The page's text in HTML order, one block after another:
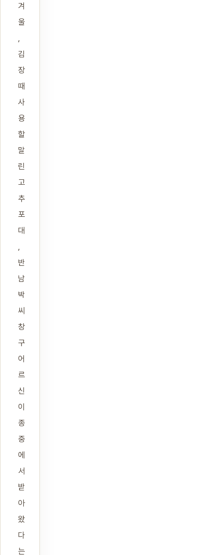
겨
울
김
장
때
사
용
할
말
린
고
추
포
대
반
남
박
씨
창
구
어
르
신
이
종
중
에
서
받
아
왔
다
는